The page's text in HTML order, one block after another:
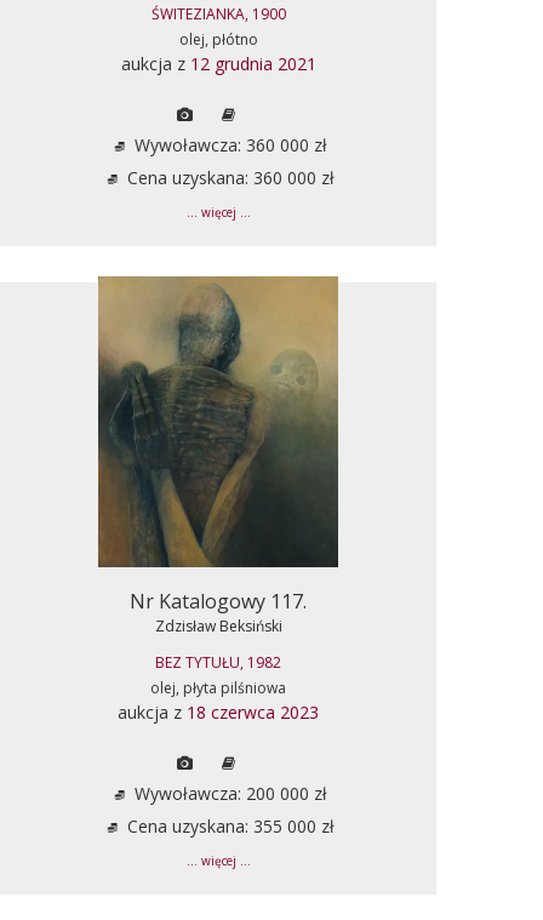
ŚWITEZIANKA, 1900
olej, płótno
aukcja z 12 grudnia 2021
Wywoławcza: 360 000 zł
Cena uzyskana: 360 000 zł
... więcej ...
Nr Katalogowy 117.
Zdzisław Beksiński
BEZ TYTUŁU, 1982
olej, płyta pilśniowa
aukcja z 18 czerwca 2023
Wywoławcza: 200 000 zł
Cena uzyskana: 355 000 zł
... więcej ...